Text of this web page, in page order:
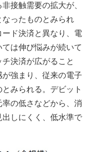
接触需要の拡大が、
ったものとみられ
ド決済と異なり、電
は伸び悩みが続いて
決済が広がること
強まり、従来の電子
みられる。デビット
の低さなどから、消
しにくく、低水準で